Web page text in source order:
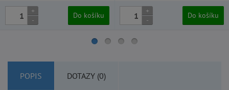
+
-
Do košíku
+
-
Do košíku
POPIS DOTAZY (0)